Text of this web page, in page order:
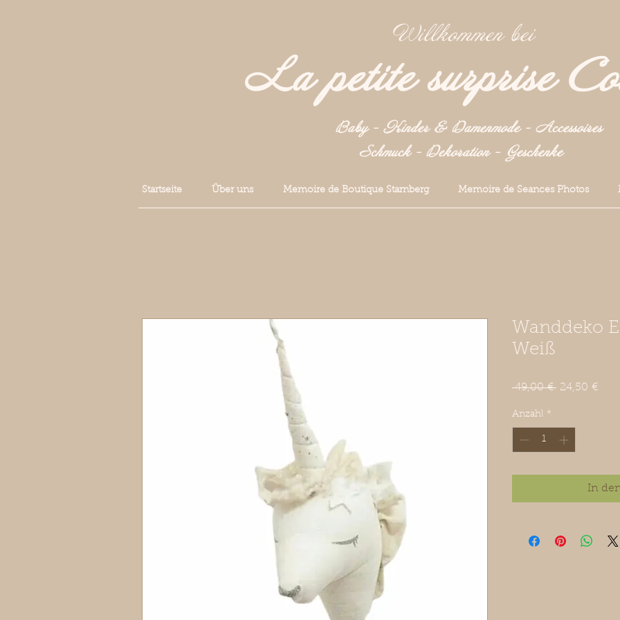
Willkommen bei
La petite surprise
Baby - Kinder & Damenmode - Accessoires
Schmuck - Dekoration - Geschenke
Startseite Über uns Memoire de Boutique Starnberg Memoire de Seances Photos
Wanddeko
Weiß
49,00 € 24,50 €Sale-
Anzahl *
In